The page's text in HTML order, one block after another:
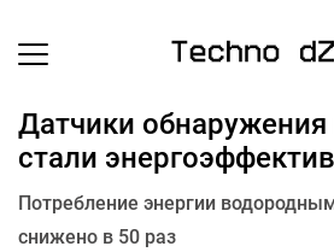
Датчики
стали
Потребление энергии
снижено в 50 раз